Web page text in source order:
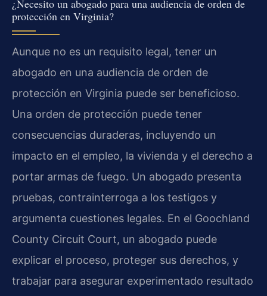
¿Necesito un abogado para una audiencia de orden de
protección en Virginia?
Aunque no es un requisito legal, tener un
abogado en una audiencia de orden de
protección en Virginia puede ser beneficioso.
Una orden de protección puede tener
consecuencias duraderas, incluyendo un
impacto en el empleo, la vivienda y el derecho a
portar armas de fuego. Un abogado presenta
pruebas, contrainterroga a los testigos y
argumenta cuestiones legales. En el Goochland
County Circuit Court, un abogado puede
explicar el proceso, proteger sus derechos, y
trabajar para asegurar experimentado resultado